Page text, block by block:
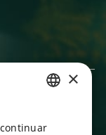
ENGLISH
×